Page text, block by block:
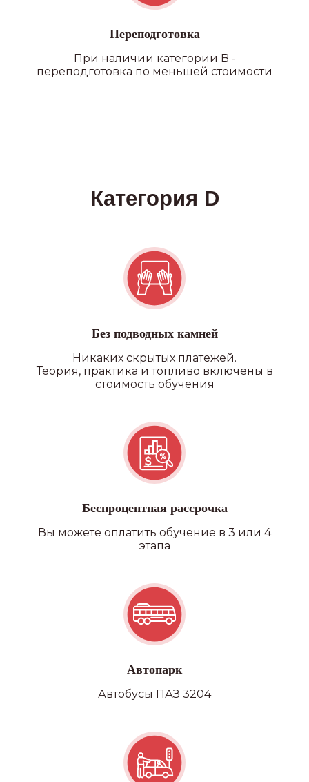
Переподготовка
При наличии категории B -
переподготовка по меньшей стоимости
Без подводных камней
Никаких скрытых платежей.
Теория, практика и топливо включены в
стоимость обучения
Беспроцентная рассрочка
Вы можете оплатить обучение в 3 или 4
этапа
Автопарк
Автобусы ПАЗ 3204